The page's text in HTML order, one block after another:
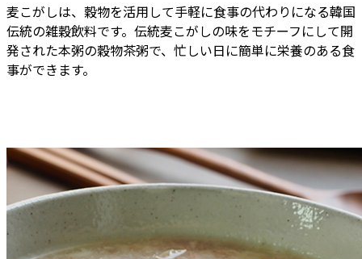
麦こがしは、穀物を活用して手軽に食事の代わりになる韓国
伝統の雑穀飲料です。伝統麦こがしの味をモチーフにして開
発された本粥の穀物茶粥で、忙しい日に簡単に栄養のある食
事ができます。